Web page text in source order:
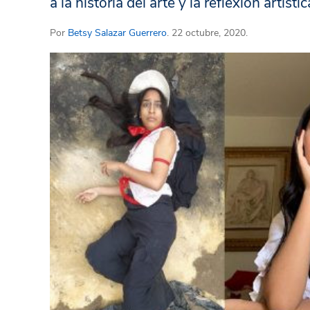
Por Betsy Salazar Guerrero. 22 octubre, 2020.